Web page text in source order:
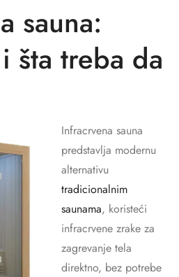
sauna:
šta treba da
Infracrvena sauna
predstavlja modernu
alternativu
tradicionalnim
saunama, koristeći
infracrvene zrake za
zagrevanje tela
direktno, bez potrebe